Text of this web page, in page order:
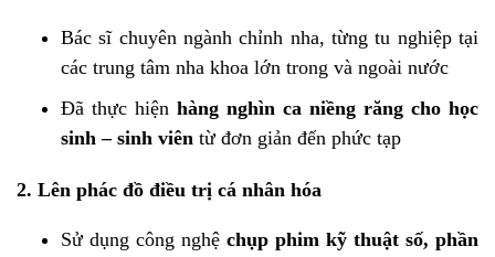
Bác sĩ chuyên ngành chỉnh nha, từng tu nghiệp tại
các trung tâm nha khoa lớn trong và ngoài nước
Đã thực hiện hàng nghìn ca niềng răng cho học
sinh – sinh viên từ đơn giản đến phức tạp
2. Lên phác đồ điều trị cá nhân hóa
Sử dụng công nghệ chụp phim kỹ thuật số, phần